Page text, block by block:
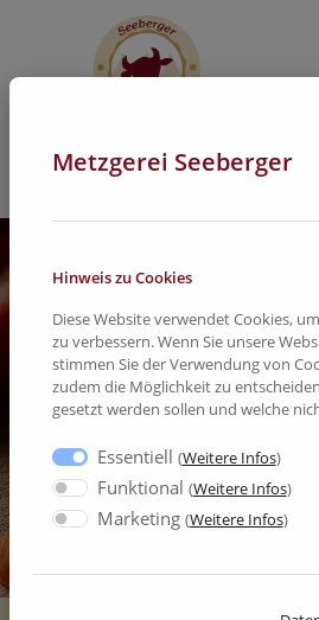
Metzgerei Seeberger
Hinweis zu Cookies
Diese Website verwendet Cookies,
zu verbessern. Wenn Sie unsere
stimmen Sie der Verwendung von
zudem die Möglichkeit zu
gesetzt werden sollen und welche
Essentiell (Weitere Infos)
Funktional (Weitere Infos)
Marketing (Weitere Infos)